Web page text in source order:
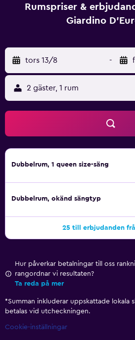
hårtorkar. Detta hotell i Rom
fi. Skrivbord och telefon finns.
Rumspriser &
Giardino
tors 13/8 -
2 gäster, 1 rum
Dubbelrum, 1 queen size-säng
Dubbelrum, okänd sängtyp
25 till erbjudanden
Hur påverkar betalningar till oss
rangordnar vi resultaten?
Ta reda på mer
*Summan inkluderar uppskattade lokala
betalas vid utcheckningen.
Cookie-inställningar